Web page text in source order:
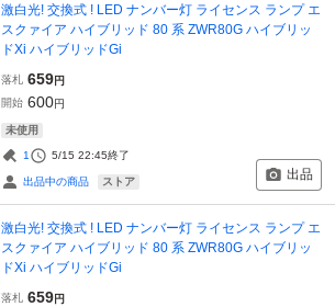
激白光! 交換式 ! LED ナンバー灯 ライセンス ランプ エ
スクァイア ハイブリッド 80 系 ZWR80G ハイブリッ
ドXi ハイブリッドGi
落札 659円
開始 600円
未使用
1 5/15 22:45終了
出品中の商品 ストア 出品
激白光! 交換式 ! LED ナンバー灯 ライセンス ランプ エ
スクァイア ハイブリッド 80 系 ZWR80G ハイブリッ
ドXi ハイブリッドGi
落札 659円